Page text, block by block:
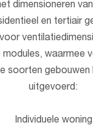
dimensioneren
en tertiair
modules, waarmee
soorten gebouwen
uitgevoerd:
Individuele woning